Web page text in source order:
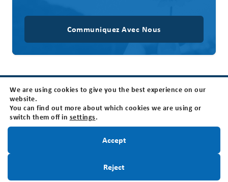
Communiquez Avec Nous
Nous joindre
Fondation canadienne des tumeurs cérébrales
Hueres d'ouverture: Le bureau est ouvert du lundi au
We are using cookies to give you the best experience on our
website.
You can find out more about which cookies we are using or
switch them off in settings.
Accept
Reject